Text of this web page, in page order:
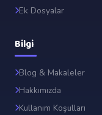
Ek Dosyalar
Bilgi
Blog & Makaleler
Hakkımızda
Kullanım Koşulları